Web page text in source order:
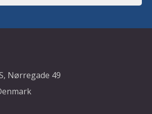
Nørregade 49